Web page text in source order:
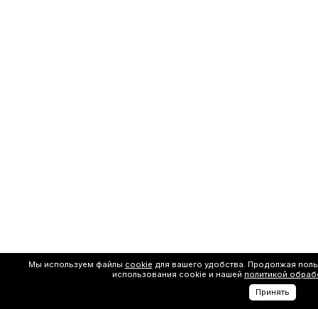
Мы используем файлы cookie для вашего удобства. Продолжая
использования cookie и нашей политикой
Принять